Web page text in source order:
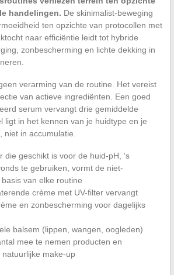
handelingen. De skinimalist-beweging
ten opzichte van protocollen met
naar efficiëntie leidt tot hybride
zonbescherming en lichte dekking in
verarming van de routine. Het vereist
van actieve ingrediënten. Een goed
serum vervangt drie gemiddelde
ligt in het kennen van je huidtype en je
niet in accumulatie.
die geschikt is voor de huid-pH, ‘s
te gebruiken, vormt de niet-
van elke routine
crème met UV-filter vervangt
en zonbescherming voor dagelijks
balsem (lippen, wangen, oogleden)
mee te nemen producten en
make-up